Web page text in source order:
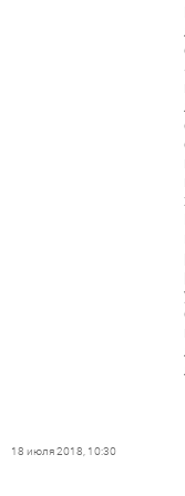
18 июля 2018, 10:30